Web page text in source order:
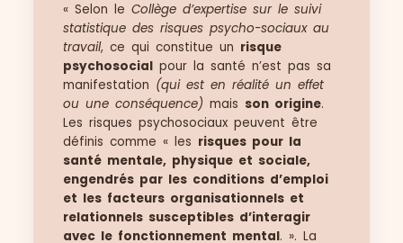
« Selon le Collège d’expertise sur le suivi
statistique des risques psycho-sociaux au
travail, ce qui constitue un risque
psychosocialpour la santé n’est pas sa
manifestation (qui est en réalité un effet
ou une conséquence) mais son origine.
Les risques psychosociaux peuvent être
définis comme « les risques pour la
santé mentale, physique et sociale,
engendrés par les conditions d’emploi
et les facteurs organisationnels et
relationnels susceptibles d’interagir
avec le fonctionnement mental. ». La